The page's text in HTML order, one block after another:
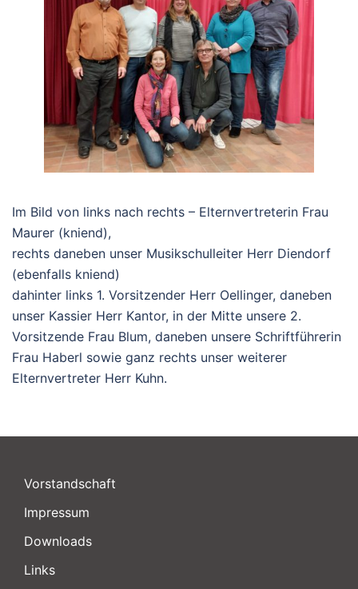
Im Bild von links nach rechts – Elternvertreterin Frau
Maurer (kniend),
rechts daneben unser Musikschulleiter Herr Diendorf
(ebenfalls kniend)
dahinter links 1. Vorsitzender Herr Oellinger, daneben
unser Kassier Herr Kantor, in der Mitte unsere 2.
Vorsitzende Frau Blum, daneben unsere Schriftführerin
Frau Haberl sowie ganz rechts unser weiterer
Elternvertreter Herr Kuhn.
Vorstandschaft
Impressum
Downloads
Links